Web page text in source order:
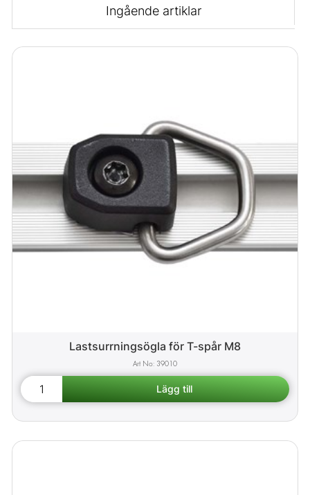
Ingående artiklar
Lastsurrningsögla för T-spår M8
39010